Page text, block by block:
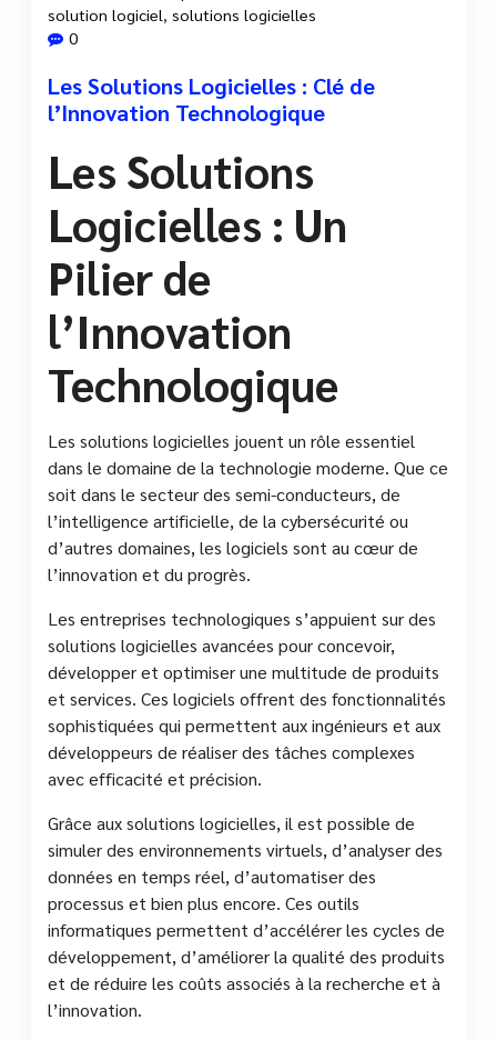
solution logiciel, solutions logicielles
0
Les Solutions Logicielles : Clé de
l’Innovation Technologique
Les Solutions
Logicielles : Un
Pilier de
l’Innovation
Technologique
Les solutions logicielles jouent un rôle essentiel
dans le domaine de la technologie moderne. Que ce
soit dans le secteur des semi-conducteurs, de
l’intelligence artificielle, de la cybersécurité ou
d’autres domaines, les logiciels sont au cœur de
l’innovation et du progrès.
Les entreprises technologiques s’appuient sur des
solutions logicielles avancées pour concevoir,
développer et optimiser une multitude de produits
et services. Ces logiciels offrent des fonctionnalités
sophistiquées qui permettent aux ingénieurs et aux
développeurs de réaliser des tâches complexes
avec efficacité et précision.
Grâce aux solutions logicielles, il est possible de
simuler des environnements virtuels, d’analyser des
données en temps réel, d’automatiser des
processus et bien plus encore. Ces outils
informatiques permettent d’accélérer les cycles de
développement, d’améliorer la qualité des produits
et de réduire les coûts associés à la recherche et à
l’innovation.